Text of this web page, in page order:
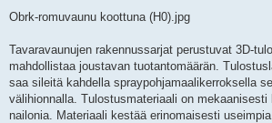
Obrk-romuvaunu koottuna (H0).jpg
Tavaravaunujen rakennussarjat perustuvat 3D-
mahdollistaa joustavan tuotantomäärän.
saa sileitä kahdella spraypohjamaalikerroksella
välihionnalla. Tulostusmateriaali on
nailonia. Materiaali kestää erinomaisesti